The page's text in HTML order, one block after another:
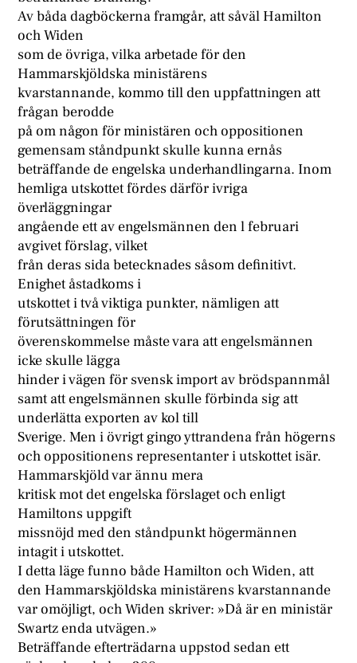
Av båda dagböckerna framgår, att såväl Hamilton
och Widen
som de övriga, vilka arbetade för den
Hammarskjöldska ministärens
kvarstannande, kommo till den uppfattningen att
frågan berodde
på om någon för ministären och oppositionen
gemensam ståndpunkt skulle kunna ernås
beträffande de engelska underhandlingarna. Inom
hemliga utskottet fördes därför ivriga
överläggningar
angående ett av engelsmännen den l februari
avgivet förslag, vilket
från deras sida betecknades såsom definitivt.
Enighet åstadkoms i
utskottet i två viktiga punkter, nämligen att
förutsättningen för
överenskommelse måste vara att engelsmännen
icke skulle lägga
hinder i vägen för svensk import av brödspannmål
samt att engelsmännen skulle förbinda sig att
underlätta exporten av kol till
Sverige. Men i övrigt gingo yttrandena från högerns
och oppositionens representanter i utskottet isär.
Hammarskjöld var ännu mera
kritisk mot det engelska förslaget och enligt
Hamiltons uppgift
missnöjd med den ståndpunkt högermännen
intagit i utskottet.
I detta läge funno både Hamilton och Widen, att
den Hammarskjöldska ministärens kvarstannande
var omöjligt, och Widen skriver: »Då är en ministär
Swartz enda utvägen.»
Beträffande efterträdarna uppstod sedan ett